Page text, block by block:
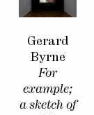
Gerard
Byrne
For
example;
a sketch of